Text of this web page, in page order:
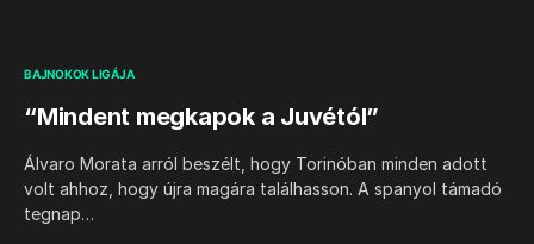
BAJNOKOK LIGÁJA
“Mindent megkapok a Juvétól”
Álvaro Morata arról beszélt, hogy Torinóban minden adott
volt ahhoz, hogy újra magára találhasson. A spanyol támadó
tegnap…